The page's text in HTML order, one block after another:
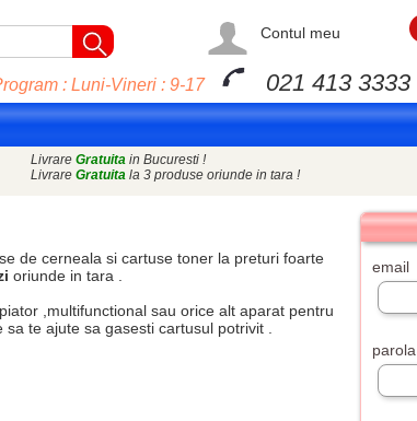
Contul meu
: Luni-Vineri : 9-17 021 413 3333
Livrare Gratuita in Bucuresti !
Livrare Gratuita la 3 produse oriunde in tara !
de cerneala si cartuse toner la preturi foarte
oriunde in tara .
,multifunctional sau orice alt aparat pentru
te ajute sa gasesti cartusul potrivit .
email
parola